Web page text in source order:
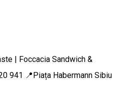
| Foccacia Sandwich &
941 📍Piața Habermann Sibiu